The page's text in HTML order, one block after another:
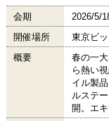
会期
2026/5/
開催場所
東京ビ
概要
春の一
ら熱い
イル製
ルステ
開。エ